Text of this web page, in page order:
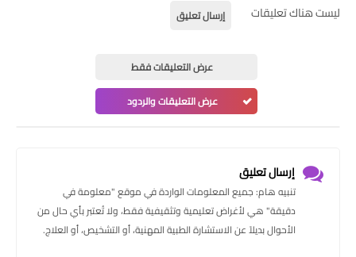
ليست هناك تعليقات إرسال تعليق
عرض التعليقات فقط
عرض التعليقات والردود
إرسال تعليق
تنبيه هام: جميع المعلومات الواردة في موقع "معلومة في
دقيقة" هي لأغراض تعليمية وتثقيفية فقط، ولا تُعتبر بأي حال من
الأحوال بديلاً عن الاستشارة الطبية المهنية، أو التشخيص، أو العلاج.